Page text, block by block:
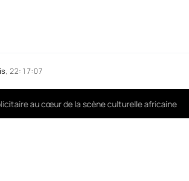
, 22:17:09
au cœur de la scène culturelle africaine